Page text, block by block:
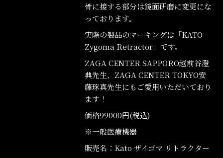
骨に接する部分は鏡面研磨に変更にな
っております。
実際の製品のマーキングは「KATO
Zygoma Retractor」です。
ZAGA CENTER SAPPORO越前谷澄
典先生、ZAGA CENTER TOKYO安
藤琢真先生にもご愛用いただいており
ます！
価格99000円(税込)
※一般医療機器
販売名：Kato ザイゴマ リトラクター